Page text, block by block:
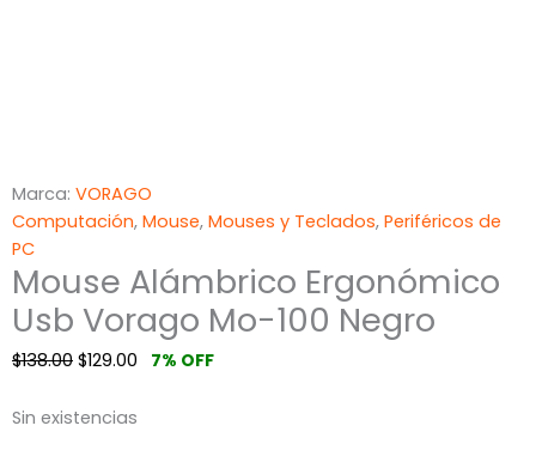
Marca: VORAGO
Computación, Mouse, Mouses y Teclados, Periféricos de
PC
Mouse Alámbrico Ergonómico
Usb Vorago Mo-100 Negro
$138.00 $129.00 7% OFF
Sin existencias